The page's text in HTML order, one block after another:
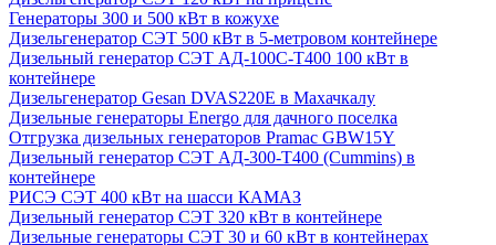
Генераторы 300 и 500 кВт в кожухе
Дизельгенератор СЭТ 500 кВт в 5-метровом контейнере
Дизельный генератор СЭТ АД-100С-Т400 100 кВт в
контейнере
Дизельгенератор Gesan DVAS220E в Махачкалу
Дизельные генераторы Energo для дачного поселка
Отгрузка дизельных генераторов Pramac GВW15Y
Дизельный генератор СЭТ АД-300-Т400 (Cummins) в
контейнере
РИСЭ СЭТ 400 кВт на шасси КАМАЗ
Дизельный генератор СЭТ 320 кВт в контейнере
Дизельные генераторы СЭТ 30 и 60 кВт в контейнерах